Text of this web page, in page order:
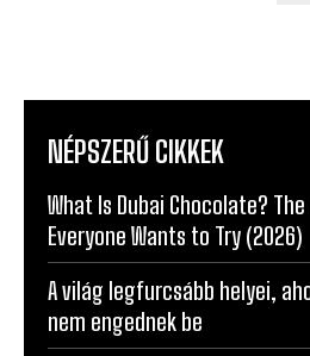
What Is Dubai Chocolate? The
Everyone Wants to Try (2026)
A világ legfurcsább helyei,
nem engednek be
Egyre több furcsa objektum
és a Pentagon sem tudja, mik